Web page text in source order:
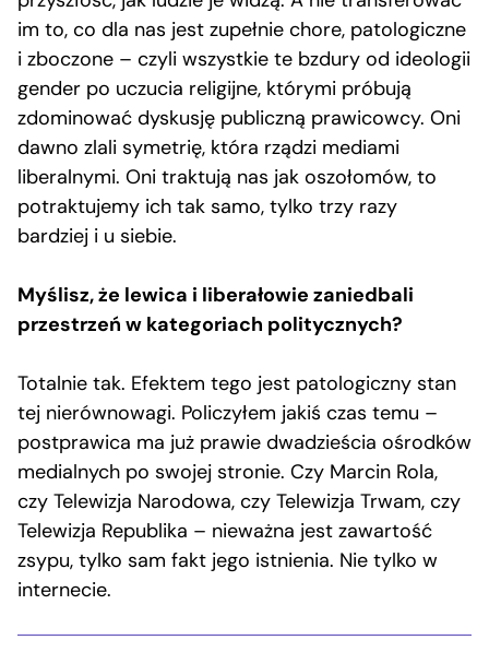
im to, co dla nas jest zupełnie chore, patologiczne
i zboczone – czyli wszystkie te bzdury od ideologii
gender po uczucia religijne, którymi próbują
zdominować dyskusję publiczną prawicowcy. Oni
dawno zlali symetrię, która rządzi mediami
liberalnymi. Oni traktują nas jak oszołomów, to
potraktujemy ich tak samo, tylko trzy razy
bardziej i u siebie.
Myślisz, że lewica i liberałowie zaniedbali
przestrzeń w kategoriach politycznych?
Totalnie tak. Efektem tego jest patologiczny stan
tej nierównowagi. Policzyłem jakiś czas temu –
postprawica ma już prawie dwadzieścia ośrodków
medialnych po swojej stronie. Czy Marcin Rola,
czy Telewizja Narodowa, czy Telewizja Trwam, czy
Telewizja Republika – nieważna jest zawartość
zsypu, tylko sam fakt jego istnienia. Nie tylko w
internecie.